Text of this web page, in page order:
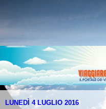
LUNEDÌ 4 LUGLIO 2016